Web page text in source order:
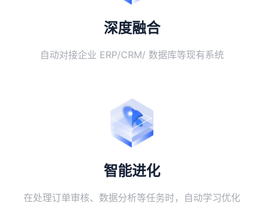
深度融合
自动对接企业 ERP/CRM/ 数据库等现有系统
智能进化
在处理订单审核、数据分析等任务时，自动学习优化